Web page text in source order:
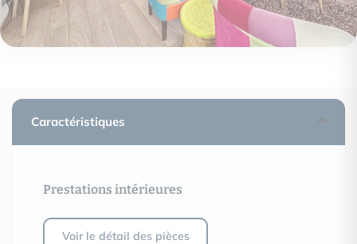
Caractéristiques
Prestations intérieures
Voir le détail des pièces